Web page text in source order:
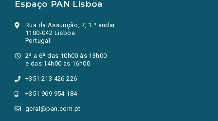
Espaço PAN Lisboa
Rua da Assunção, 7, 1.º andar
1100-042 Lisboa
Portugal
2ª a 6ª das 10h00 às 13h00
e das 14h00 às 16h00
+351 213 426 226
+351 969 954 184
geral@pan.com.pt